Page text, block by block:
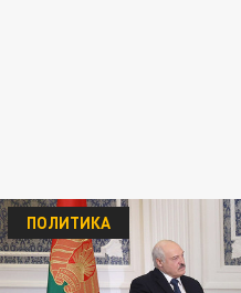
ПОЛИТИКА